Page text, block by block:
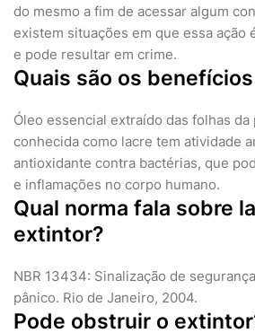
do mesmo a fim de acessar algum
existem situações em que essa ação
e pode resultar em crime.
Quais são os
Óleo essencial extraído das folhas da
conhecida como lacre tem atividade
antioxidante contra bactérias, que
e inflamações no corpo humano.
Qual norma fala sobre
extintor?
NBR 13434: Sinalização de
pânico. Rio de Janeiro, 2004.
Pode obstruir o